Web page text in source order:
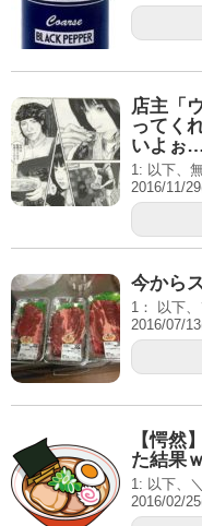
店主「
ってく
いよぉ
1: 以下、
2016/11/
今から
1： 以下
2016/07/
【愕然
た結果
1: 以下、
2016/02/